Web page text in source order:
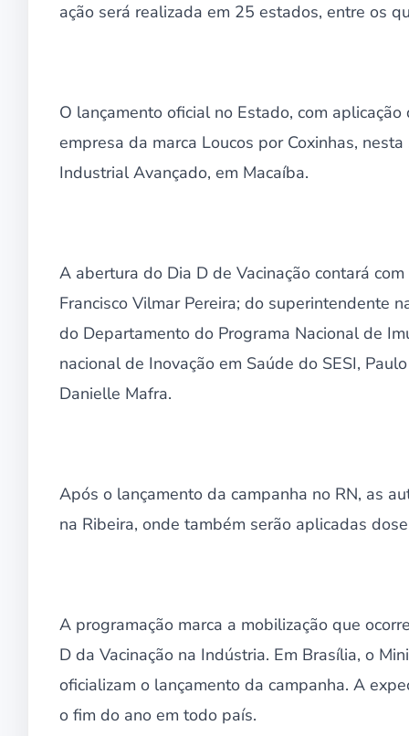
ação será realizada em 25 estados, entre os
O lançamento oficial no Estado, com
empresa da marca Loucos por Coxinhas,
Industrial Avançado, em Macaíba.
A abertura do Dia D de Vacinação contará
Francisco Vilmar Pereira; do superintendente
do Departamento do Programa Nacional de
nacional de Inovação em Saúde do SESI,
Danielle Mafra.
Após o lançamento da campanha no RN, as
na Ribeira, onde também serão aplicadas
A programação marca a mobilização que
D da Vacinação na Indústria. Em Brasília, o
oficializam o lançamento da campanha. A
o fim do ano em todo país.